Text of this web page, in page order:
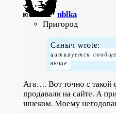
nblka
Пригород
Саныч wrote:
Ага…. Вот точно с такой
продавали на сайте. А
шнеком. Моему